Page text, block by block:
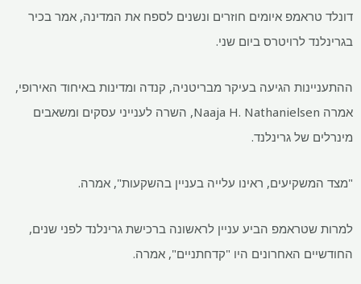
דונלד טראמפ איומים חוזרים ונשנים לספח את המדינה, אמר בכיר
בגרינלנד לרויטרס ביום שני.
ההתעניינות הגיעה בעיקר מבריטניה, קנדה ומדינות באיחוד האירופי,
אמרה Naaja H. Nathanielsen, השרה לענייני עסקים ומשאבים
מינרלים של גרינלנד.
"מצד המשקיעים, ראינו עלייה בעניין בהשקעות", אמרה.
למרות שטראמפ הביע עניין לראשונה ברכישת גרינלנד לפני שנים,
החודשיים האחרונים היו "קדחתניים", אמרה.